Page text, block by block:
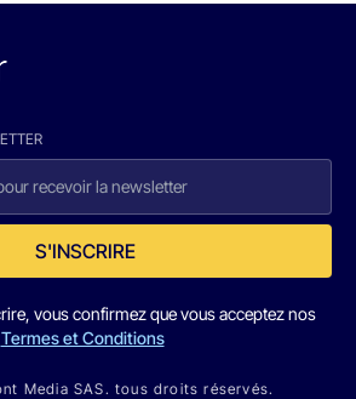
S'INSCRIRE
vous confirmez que vous acceptez nos
Termes et Conditions
Media SAS. tous droits réservés.